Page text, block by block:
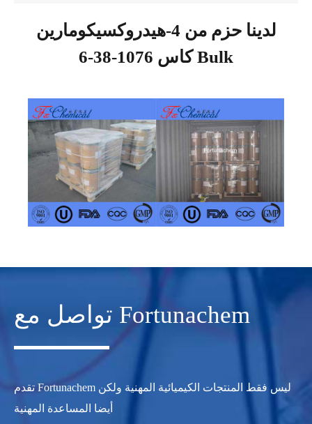
لدينا حزم من 4-هيدروكسيكومارين
كاس 1076-38-6 Bulk
تواصل مع Fortunachem
تقدم Fortunachem ليس فقط المنتجات الكيميائية المهنية ولكن
أيضا المساعدة المهنية